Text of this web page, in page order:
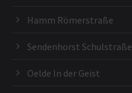
Hamm Römerstraße
Sendenhorst Schulstraße
Oelde In der Geist